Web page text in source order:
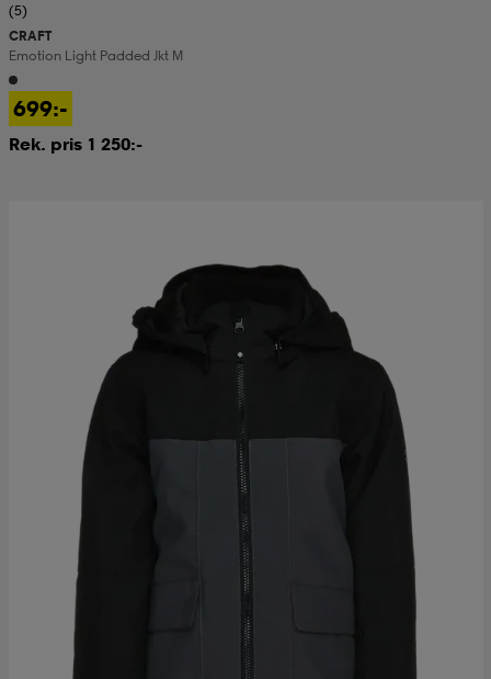
(5)
CRAFT
Emotion Light Padded Jkt M
699:-
Rek. pris 1 250:-